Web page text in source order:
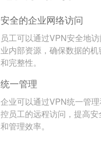
安全的企业网络访问
员工可以通过VPN安全地
业内部资源，确保数据的机
和完整性。
统一管理
企业可以通过VPN统一管
控员工的远程访问，提高安
和管理效率。